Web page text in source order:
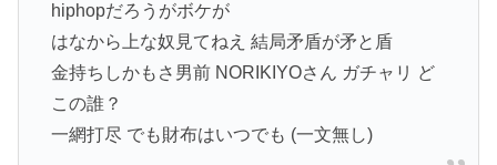
hiphopだろうがボケが
はなから上な奴見てねえ 結局矛盾が矛と盾
金持ちしかもさ男前 NORIKIYOさん ガチャリ ど
この誰？
一網打尽 でも財布はいつでも (一文無し)